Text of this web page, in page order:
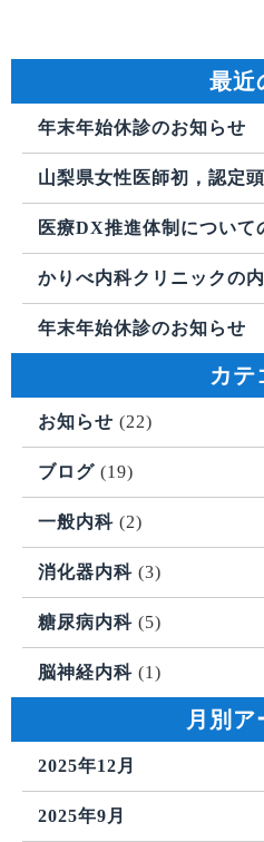
最近
年末年始休診のお知らせ
山梨県女性医師初，認定
医療DX推進体制について
かりべ内科クリニックの
年末年始休診のお知らせ
カテ
お知らせ (22)
ブログ (19)
一般内科 (2)
消化器内科 (3)
糖尿病内科 (5)
脳神経内科 (1)
月別ア
2025年12月
2025年9月